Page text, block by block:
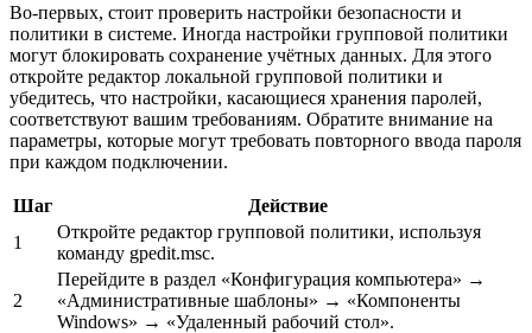
Во-первых, стоит проверить настройки безопасности и
политики в системе. Иногда настройки групповой политики
могут блокировать сохранение учётных данных. Для этого
откройте редактор локальной групповой политики и
убедитесь, что настройки, касающиеся хранения паролей,
соответствуют вашим требованиям. Обратите внимание на
параметры, которые могут требовать повторного ввода пароля
при каждом подключении.
Шаг
Действие
1
Откройте редактор групповой политики, используя
команду gpedit.msc.
2
Перейдите в раздел «Конфигурация компьютера» →
«Административные шаблоны» → «Компоненты
Windows» → «Удаленный рабочий стол».